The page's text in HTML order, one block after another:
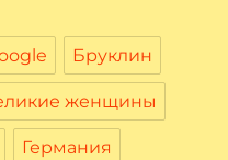
Бруклин
женщины
Германия